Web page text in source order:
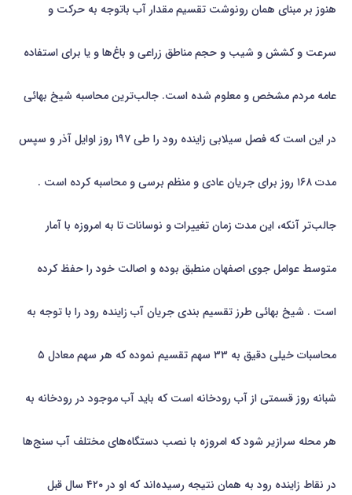
هنوز بر مبنای همان رونوشت تقسیم مقدار آب باتوجه به حرکت و
سرعت و کشش و شیب و حجم مناطق زراعی و باغ‌ها و یا برای استفاده
عامه مردم مشخص و معلوم شده است. جالب‌ترین محاسبه شیخ بهائی
در این است که فصل سیلابی زاینده رود را طی ۱۹۷ روز اوایل آذر و سپس
مدت ۱۶۸ روز برای جریان عادی و منظم برسی و محاسبه کرده است .
جالب‌تر آنکه، این مدت زمان تغییرات و نوسانات تا به امروزه با آمار
متوسط عوامل جوی اصفهان منطبق بوده و اصالت خود را حفظ کرده
است . شیخ بهائی طرز تقسیم بندی جریان آب زاینده رود را با توجه به
محاسبات خیلی دقیق به ۳۳ سهم تقسیم نموده که هر سهم معادل ۵
شبانه روز قسمتی از آب رودخانه است که باید آب موجود در رودخانه به
هر محله سرازیر شود که امروزه با نصب دستگاه‌های مختلف آب سنج‌ها
در نقاط زاینده رود به همان نتیجه رسیده‌اند که او در ۴۲۰ سال قبل